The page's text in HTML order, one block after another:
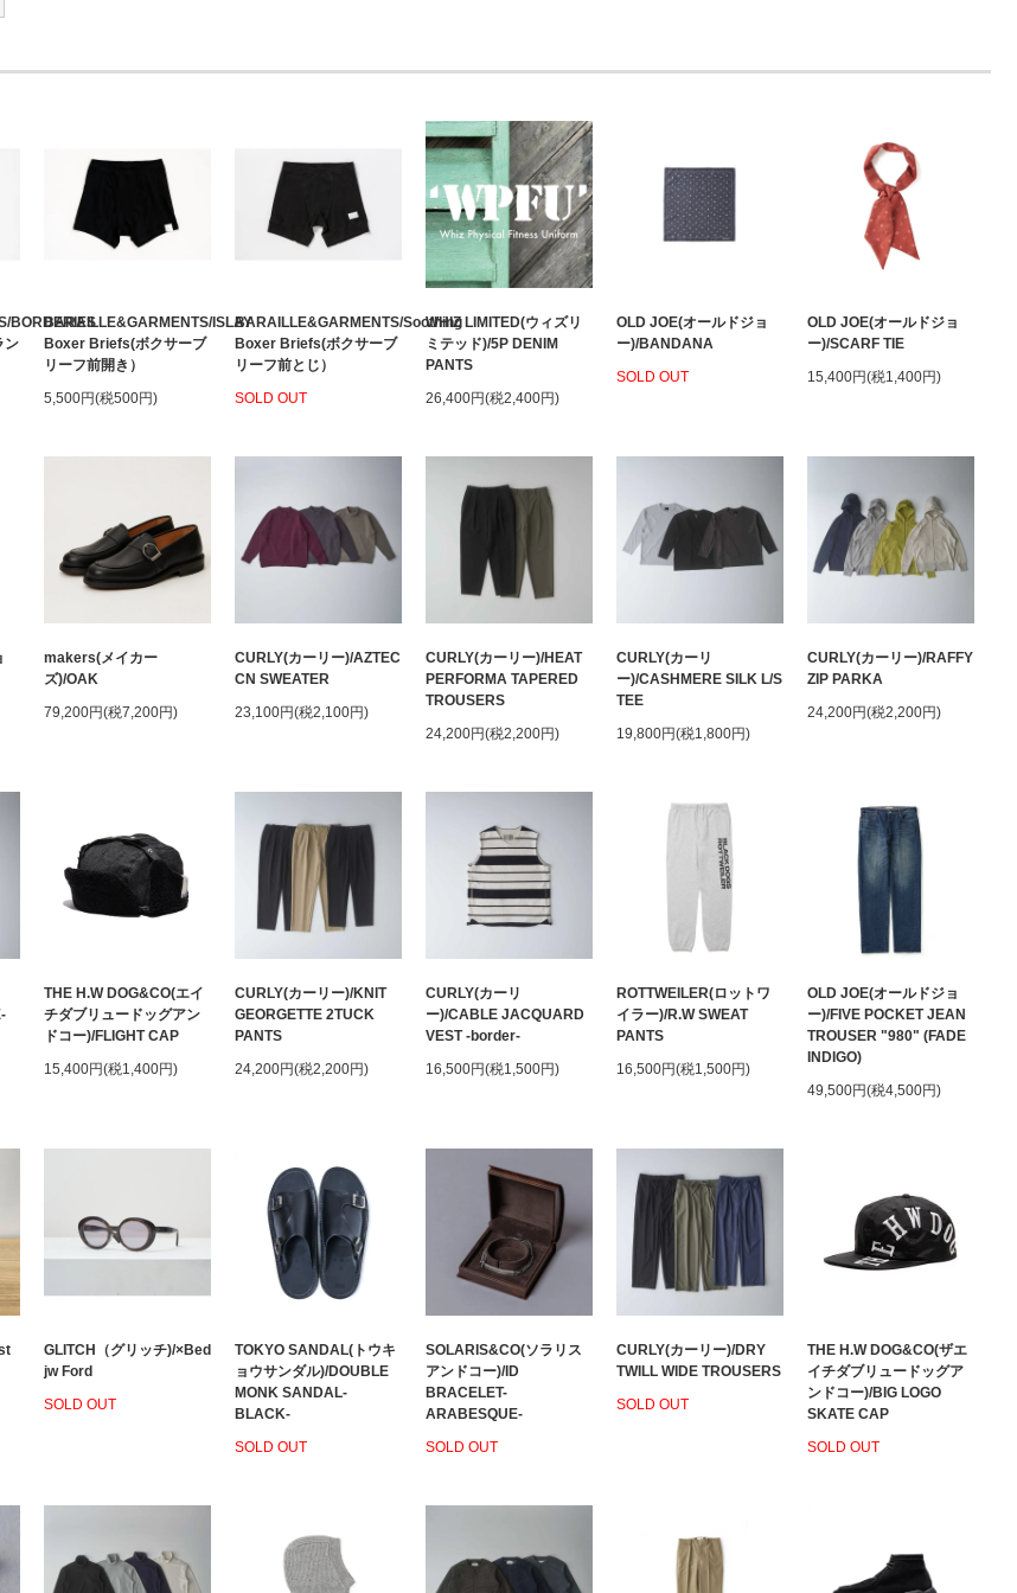
BORDERIES
ン
BARAILLE&GARMENTS/ISLAY
Boxer Briefs(ボクサーブ
リーフ前開き）
5,500円(税500円)
BARAILLE&GARMENTS/Soothing
Boxer Briefs(ボクサーブ
リーフ前とじ）
SOLD OUT
WHIZ LIMITED(ウィズリ
ミテッド)/5P DENIM
PANTS
26,400円(税2,400円)
OLD JOE(オールドジョ
ー)/BANDANA
SOLD OUT
OLD JOE(オールドジョ
ー)/SCARF TIE
15,400円(税1,400円)
makers(メイカー
ズ)/OAK
79,200円(税7,200円)
CURLY(カーリー)/AZTEC
CN SWEATER
23,100円(税2,100円)
CURLY(カーリー)/HEAT
PERFORMA TAPERED
TROUSERS
24,200円(税2,200円)
CURLY(カーリ
ー)/CASHMERE SILK L/S
TEE
19,800円(税1,800円)
CURLY(カーリー)/RAFFY
ZIP PARKA
24,200円(税2,200円)
THE H.W DOG&CO(エイ
チダブリュードッグアン
ドコー)/FLIGHT CAP
15,400円(税1,400円)
CURLY(カーリー)/KNIT
GEORGETTE 2TUCK
PANTS
24,200円(税2,200円)
CURLY(カーリ
ー)/CABLE JACQUARD
VEST -border-
16,500円(税1,500円)
ROTTWEILER(ロットワ
イラー)/R.W SWEAT
PANTS
16,500円(税1,500円)
OLD JOE(オールドジョ
ー)/FIVE POCKET JEAN
TROUSER "980" (FADE
INDIGO)
49,500円(税4,500円)
GLITCH（グリッチ)/×Bed
jw Ford
SOLD OUT
TOKYO SANDAL(トウキ
ョウサンダル)/DOUBLE
MONK SANDAL-
BLACK-
SOLD OUT
SOLARIS&CO(ソラリス
アンドコー)/ID
BRACELET-
ARABESQUE-
SOLD OUT
CURLY(カーリー)/DRY
TWILL WIDE TROUSERS
SOLD OUT
THE H.W DOG&CO(ザエ
イチダブリュードッグア
ンドコー)/BIG LOGO
SKATE CAP
SOLD OUT